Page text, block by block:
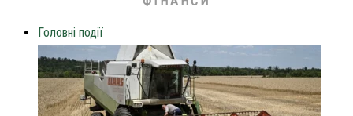
Головні події